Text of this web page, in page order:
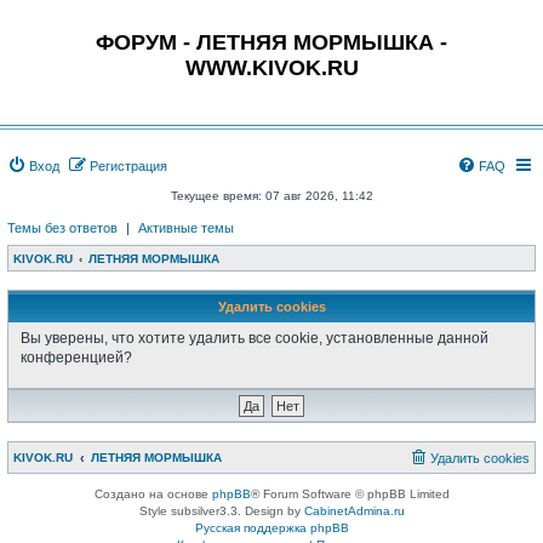
ФОРУМ - ЛЕТНЯЯ МОРМЫШКА -
WWW.KIVOK.RU
Вход Регистрация FAQ
Текущее время: 07 авг 2026, 11:42
Темы без ответов | Активные темы
KIVOK.RU ЛЕТНЯЯ МОРМЫШКА
Удалить cookies
Вы уверены, что хотите удалить все cookie, установленные данной
конференцией?
KIVOK.RU ЛЕТНЯЯ МОРМЫШКА Удалить cookies
Создано на основе phpBB® Forum Software © phpBB Limited
Style subsilver3.3. Design by CabinetAdmina.ru
Русская поддержка phpBB